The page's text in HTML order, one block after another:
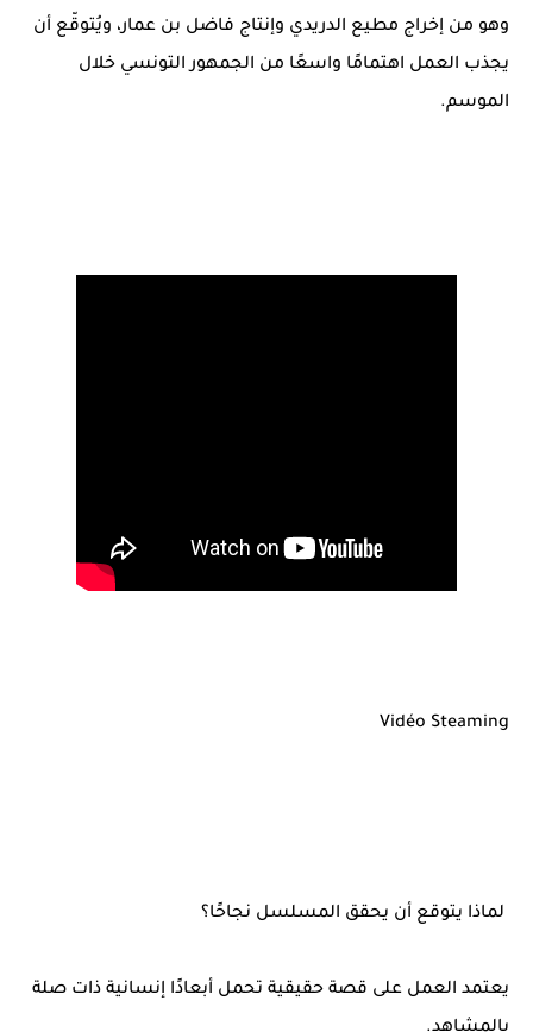
وهو من إخراج مطيع الدريدي وإنتاج فاضل بن عمار، ويُتوقّع أن
يجذب العمل اهتمامًا واسعًا من الجمهور التونسي خلال
الموسم.
Vidéo Steaming
لماذا يتوقع أن يحقق المسلسل نجاحًا؟
يعتمد العمل على قصة حقيقية تحمل أبعادًا إنسانية ذات صلة